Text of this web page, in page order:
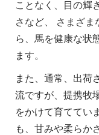
ことなく、目の輝
さなど、 さまざ
ら、馬を健康な状
ます。
また、通常、出荷
流ですが、提携牧
をかけて育ててい
も、甘みや柔らか